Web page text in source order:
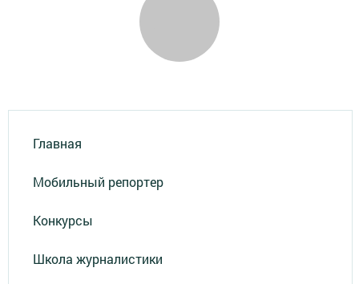
Главная
Мобильный репортер
Конкурсы
Школа журналистики